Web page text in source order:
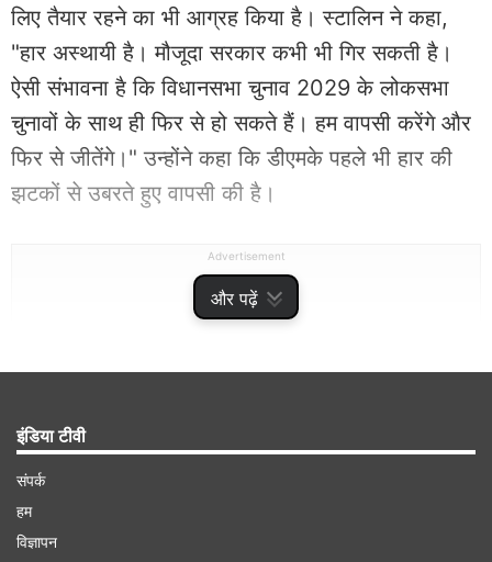
और पढ़ें
लिए तैयार रहने का भी आग्रह किया है। स्टालिन ने कहा,
"हार अस्थायी है। मौजूदा सरकार कभी भी गिर सकती है।
ऐसी संभावना है कि विधानसभा चुनाव 2029 के लोकसभा
चुनावों के साथ ही फिर से हो सकते हैं। हम वापसी करेंगे और
फिर से जीतेंगे।" उन्होंने कहा कि डीएमके पहले भी हार की
झटकों से उबरते हुए वापसी की है।
Advertisement
इंडिया टीवी
संपर्क
हम
विज्ञापन